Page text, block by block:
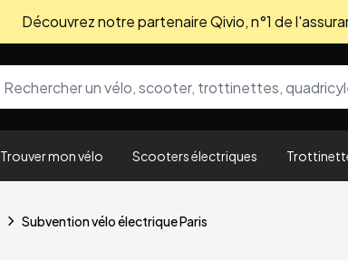
Découvrez notre partenaire Qivio, n°1 de
Trouver mon vélo Scooters électriques
Subvention vélo électrique Paris